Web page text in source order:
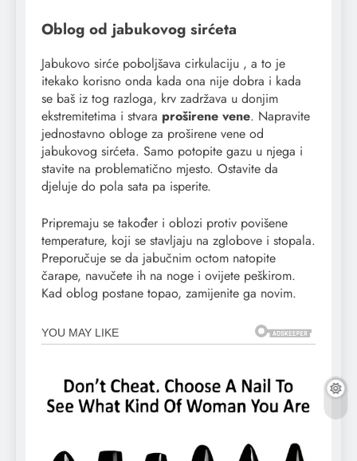
Oblog od jabukovog sirćeta
Jabukovo sirće poboljšava cirkulaciju , a to je
itekako korisno onda kada ona nije dobra i kada
se baš iz tog razloga, krv zadržava u donjim
ekstremitetima i stvara proširene vene. Napravite
jednostavno obloge za proširene vene od
jabukovog sirćeta. Samo potopite gazu u njega i
stavite na problematično mjesto. Ostavite da
djeluje do pola sata pa isperite.
Pripremaju se također i oblozi protiv povišene
temperature, koji se stavljaju na zglobove i stopala.
Preporučuje se da jabučnim octom natopite
čarape, navučete ih na noge i ovijete peškirom.
Kad oblog postane topao, zamijenite ga novim.